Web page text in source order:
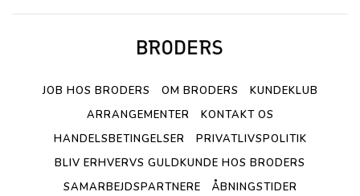
JOB HOS BRODERS OM BRODERS
KUNDEKLUB
ARRANGEMENTER
KONTAKT OS
HANDELSBETINGELSER
PRIVATLIVSPOLITIK
BLIV ERHVERVS GULDKUNDE HOS BRODERS
SAMARBEJDSPARTNERE
ÅBNINGSTIDER